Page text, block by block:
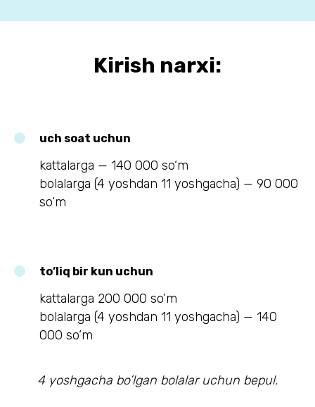
Kirish narxi:
uch soat uchun
kattalarga — 140 000 so‘m
bolalarga (4 yoshdan 11 yoshgacha) — 90 000
so‘m
to’liq bir kun uchun
kattalarga 200 000 so’m
bolalarga (4 yoshdan 11 yoshgacha) — 140
000 so‘m
4 yoshgacha bo’lgan bolalar uchun bepul.